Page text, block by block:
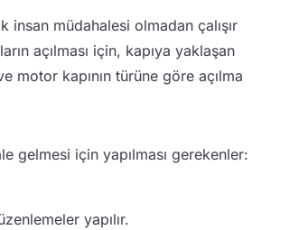
insan müdahalesi olmadan çalışır
açılması için, kapıya yaklaşan
motor kapının türüne göre açılma
gelmesi için yapılması gerekenler:
yapılır.